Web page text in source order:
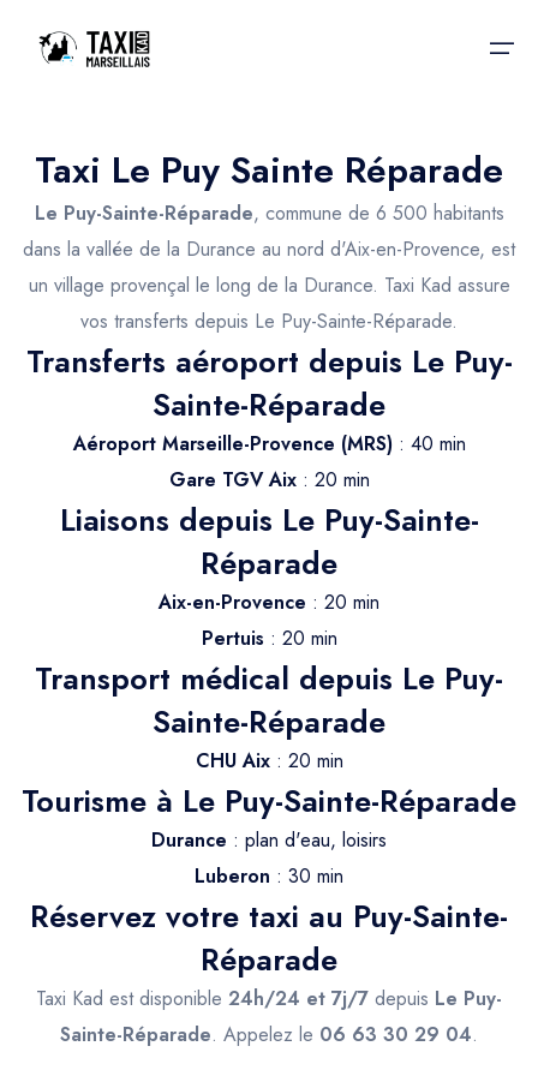
Accueil
Nos services
Nos services
Taxis Aéroport
Trajet Gare SNCF
Trajet Port croisière
Trajet Séminaire
Trajet Longue Distance
Taxis aéroport
Réservation
Actualités & évènements
Contactez-nous
Taxi Le Puy Sainte Réparade
Le Puy-Sainte-Réparade, commune de 6 500 habitants
dans la vallée de la Durance au nord d'Aix-en-Provence, est
un village provençal le long de la Durance. Taxi Kad assure
vos transferts depuis Le Puy-Sainte-Réparade.
Transferts aéroport depuis Le Puy-
Sainte-Réparade
Aéroport Marseille-Provence (MRS): 40 min
Gare TGV Aix: 20 min
Liaisons depuis Le Puy-Sainte-
Réparade
Aix-en-Provence : 20 min
Pertuis : 20 min
Transport médical depuis Le Puy-
Sainte-Réparade
CHU Aix: 20 min
Tourisme à Le Puy-Sainte-Réparade
Durance : plan d'eau, loisirs
Luberon : 30 min
Réservez votre taxi au Puy-Sainte-
Réparade
Taxi Kad est disponible 24h/24 et 7j/7 depuis Le Puy-
Sainte-Réparade. Appelez le 06 63 30 29 04.